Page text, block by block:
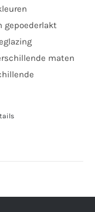
gepoederlakt
maten